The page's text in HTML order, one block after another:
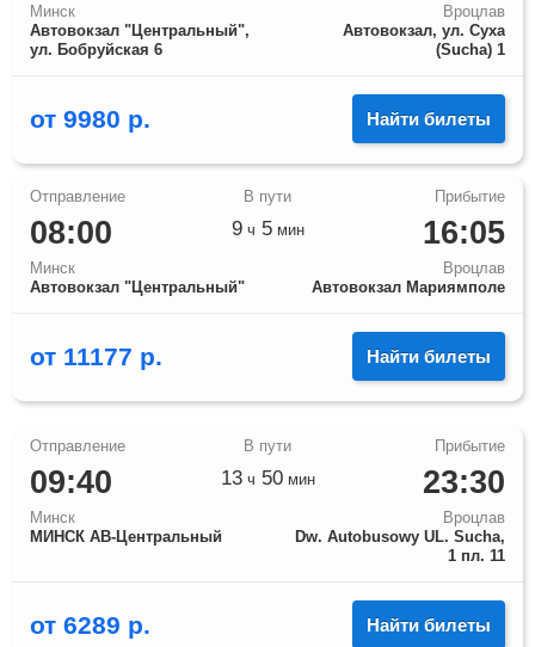
Минск
Автовокзал "Центральный",
ул. Бобруйская 6
Вроцлав
Автовокзал, ул. Суха
(Sucha) 1
от 9980 р. Найти билеты
08:00
Минск
Автовокзал "Центральный"
16:05
Вроцлав
Автовокзал Мариямполе
9ч 5мин
от 11177 р. Найти билеты
09:40
Минск
МИНСК АВ-Центральный
23:30
Вроцлав
Dw. Autobusowy UL. Sucha,
1 пл. 11
13ч 50мин
от 6289 р. Найти билеты